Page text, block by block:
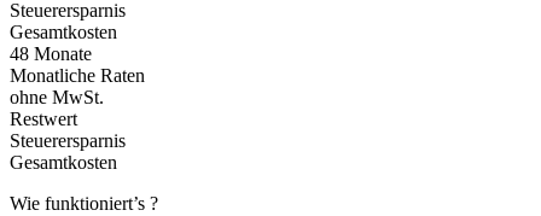
Steuerersparnis
Gesamtkosten
48 Monate
Monatliche Raten
ohne MwSt.
Restwert
Steuerersparnis
Gesamtkosten
Wie funktioniert’s ?